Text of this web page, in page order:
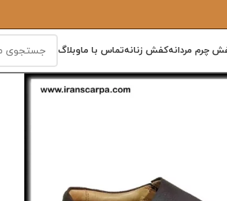
چرم مردانهکفش زنانهتماس با ماوبلاگ